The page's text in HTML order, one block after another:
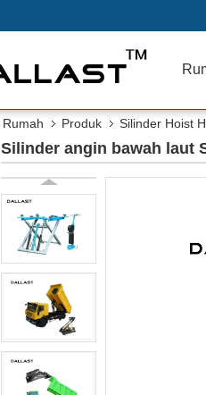
Rumah Produk Silinder Hoist
Silinder angin bawah laut